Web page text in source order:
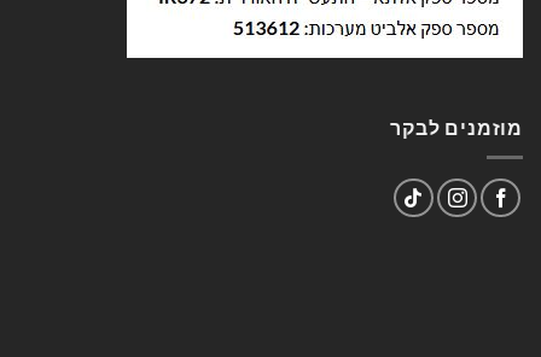
מוזמנים לבקר